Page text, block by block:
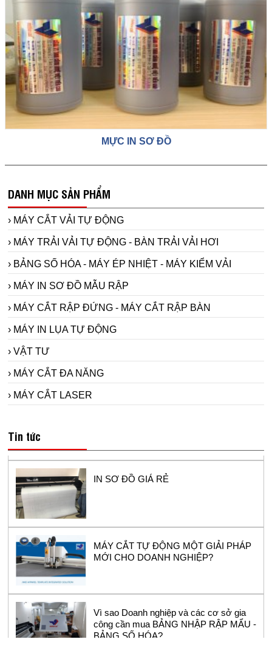
MỰC IN SƠ ĐỒ
DANH MỤC SẢN PHẨM
› MÁY CẮT VẢI TỰ ĐỘNG
› MÁY TRẢI VẢI TỰ ĐỘNG - BÀN TRẢI VẢI HƠI
› BẢNG SỐ HÓA - MÁY ÉP NHIỆT - MÁY KIỂM VẢI
› MÁY IN SƠ ĐỒ MẪU RẬP
› MÁY CẮT RẬP ĐỨNG - MÁY CẮT RẬP BÀN
› MÁY IN LỤA TỰ ĐỘNG
› VẬT TƯ
› MÁY CẮT ĐA NĂNG
› MÁY CẮT LASER
Tin tức
MỚI CHO DOANH NGHIỆP?
công cần mua BẢNG NHẬP RẬP MẨU -
BẢNG SỐ HÓA?